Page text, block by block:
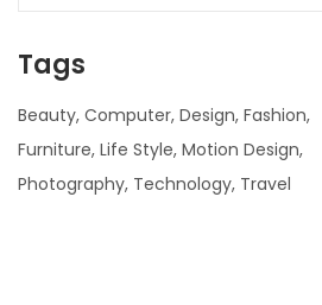
Tags
Beauty Computer Design Fashion
Furniture Life Style Motion Design
Photography Technology Travel